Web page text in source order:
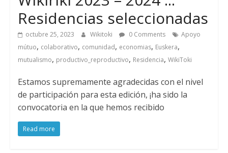
Residencias seleccionadas
octubre 25, 2023 Wikitoki 0 Comments
Apoyo
mútuo, colaborativo, comunidad, economias, Euskera,
mutualismo, productivo_reproductivo, Residencia, WikiToki
Estamos supremamente agradecidas con el nivel
de participación para esta edición, ¡ha sido la
convocatoria en la que hemos recibido
Read more